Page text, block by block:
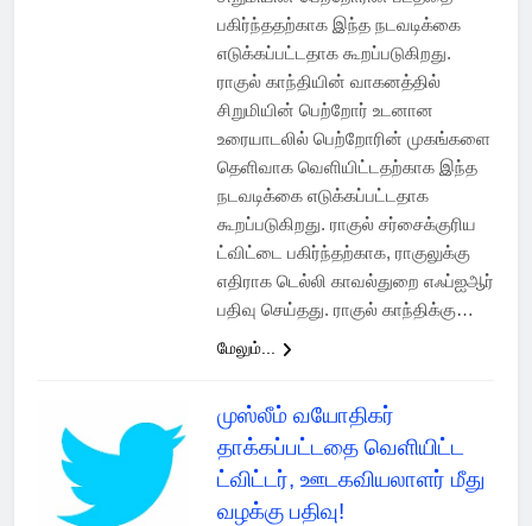
பகிர்ந்ததற்காக இந்த நடவடிக்கை
எடுக்கப்பட்டதாக கூறப்படுகிறது.
ராகுல் காந்தியின் வாகனத்தில்
சிறுமியின் பெற்றோர் உடனான
உரையாடலில் பெற்றோரின் முகங்களை
தெளிவாக வெளியிட்டதற்காக இந்த
நடவடிக்கை எடுக்கப்பட்டதாக
கூறப்படுகிறது. ராகுல் சர்சைக்குரிய
ட்விட்டை பகிர்ந்தற்காக, ராகுலுக்கு
எதிராக டெல்லி காவல்துறை எஃப்ஐஆர்
பதிவு செய்தது. ராகுல் காந்திக்கு…
மேலும்...
முஸ்லீம் வயோதிகர்
தாக்கப்பட்டதை வெளியிட்ட
ட்விட்டர், ஊடகவியலாளர் மீது
வழக்கு பதிவு!